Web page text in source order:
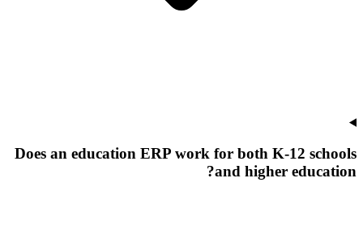
Does an education ERP work for both K-12 schools
and higher education?